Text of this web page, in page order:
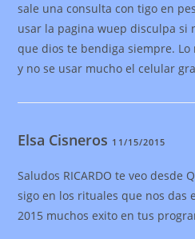
sale una consulta con tigo en
usar la pagina wuep disculpa si
que dios te bendiga siempre. Lo
y no se usar mucho el celular
Elsa Cisneros 11/15/2015
Saludos RICARDO te veo desde
sigo en los rituales que nos das
2015 muchos exito en tus